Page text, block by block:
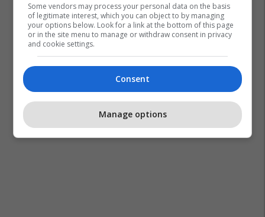
Some vendors may process your personal data on the basis
of legitimate interest, which you can object to by managing
your options below. Look for a link at the bottom of this page
or in the site menu to manage or withdraw consent in privacy
and cookie settings.
Consent
Manage options